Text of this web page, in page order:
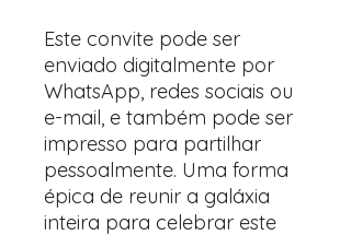
Este convite pode ser
enviado digitalmente por
WhatsApp, redes sociais ou
e-mail, e também pode ser
impresso para partilhar
pessoalmente. Uma forma
épica de reunir a galáxia
inteira para celebrar este